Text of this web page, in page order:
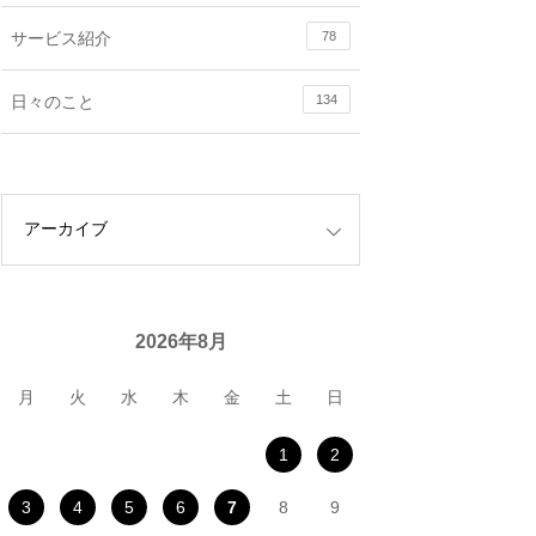
サービス紹介 78
日々のこと 134
2026年8月
月 火 水 木 金 土 日
1 2
3 4 5 6 7 8 9